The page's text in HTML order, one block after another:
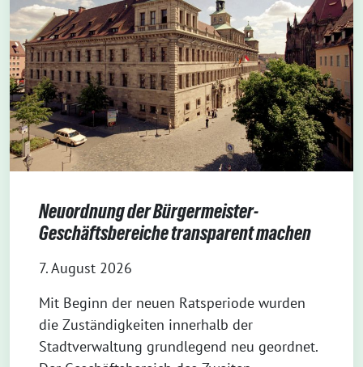
Neuordnung der Bürgermeister-
Geschäftsbereiche transparent machen
7. August 2026
Mit Beginn der neuen Ratsperiode wurden
die Zuständigkeiten innerhalb der
Stadtverwaltung grundlegend neu geordnet.